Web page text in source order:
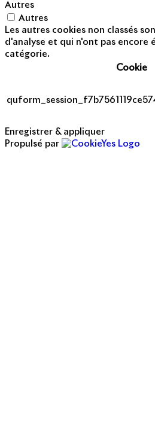
Autres
Autres
Les autres cookies non classés
d'analyse et qui n'ont pas encore
catégorie.
Cookie
Enregistrer & appliquer
Propulsé par